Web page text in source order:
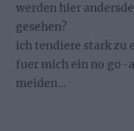
werden hier
gesehen?
ich tendiere stark zu
fuer mich ein no go-
meiden…